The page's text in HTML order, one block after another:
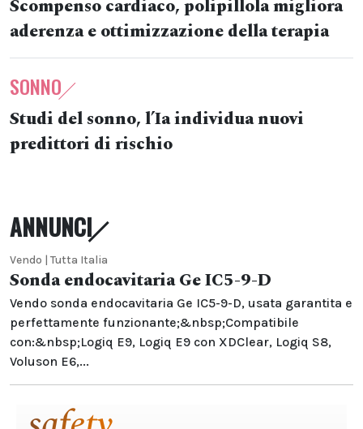
Scompenso cardiaco, polipillola migliora
aderenza e ottimizzazione della terapia
SONNO
Studi del sonno, l’Ia individua nuovi
predittori di rischio
ANNUNCI
Vendo | Tutta Italia
Sonda endocavitaria Ge IC5-9-D
Vendo sonda endocavitaria Ge IC5-9-D, usata garantita e
perfettamente funzionante;&nbsp;Compatibile
con:&nbsp;Logiq E9, Logiq E9 con XDClear, Logiq S8,
Voluson E6,...